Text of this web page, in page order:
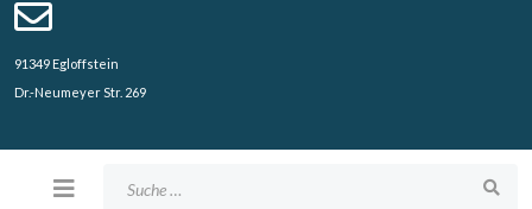
91349 Egloffstein
Dr.-Neumeyer Str. 269